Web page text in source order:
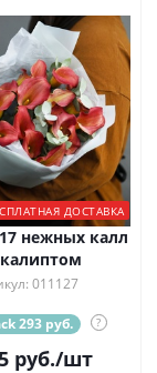
ДОСТАВКА
нежных калл
011127
293 руб. ?
руб./шт